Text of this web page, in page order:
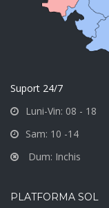
Suport 24/7
Luni-Vin: 08 - 18
Sam: 10 -14
Dum: Inchis
PLATFORMA SOL